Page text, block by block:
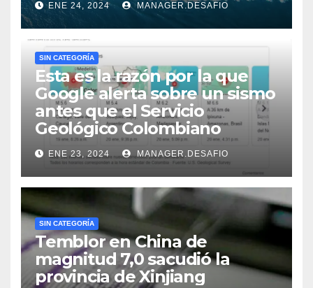
ENE 24, 2024 MANAGER.DESAFIO
SIN CATEGORÍA
Esta es la razón por la que
Google alerta sobre un sismo
antes que el Servicio
Geológico Colombiano
ENE 23, 2024 MANAGER.DESAFIO
SIN CATEGORÍA
Temblor en China de
magnitud 7,0 sacudió la
provincia de Xinjiang